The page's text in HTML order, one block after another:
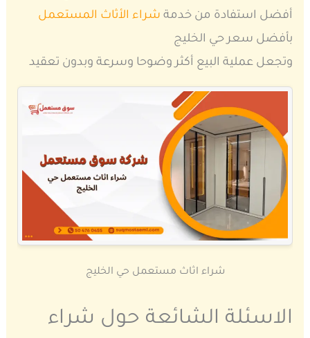
أفضل استفادة من خدمة شراء الأثاث المستعمل
بأفضل سعر حي الخليج
وتجعل عملية البيع أكثر وضوحا وسرعة وبدون تعقيد
شراء اثاث مستعمل حي الخليج
الاسئلة الشائعة حول شراء